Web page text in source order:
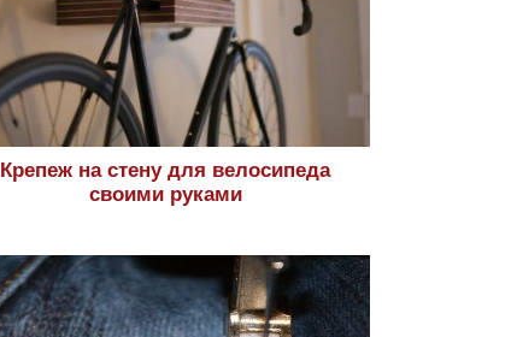
Крепеж на стену для велосипеда
своими руками